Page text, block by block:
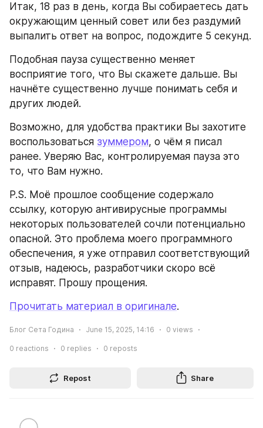
Итак, 18 раз в день, когда Вы собираетесь дать
окружающим ценный совет или без раздумий
выпалить ответ на вопрос, подождите 5 секунд.
Подобная пауза существенно меняет
восприятие того, что Вы скажете дальше. Вы
начнёте существенно лучше понимать себя и
других людей.
Возможно, для удобства практики Вы захотите
воспользоваться зуммером, о чём я писал
ранее. Уверяю Вас, контролируемая пауза это
то, что Вам нужно.
P.S. Моё прошлое сообщение содержало
ссылку, которую антивирусные программы
некоторых пользователей сочли потенциально
опасной. Это проблема моего программного
обеспечения, я уже отправил соответствующий
отзыв, надеюсь, разработчики скоро всё
исправят. Прошу прощения.
Прочитать материал в оригинале.
Блог Сета Година June 15, 2025, 14:16 0 views
0 reactions 0 replies 0 reposts
Repost Share